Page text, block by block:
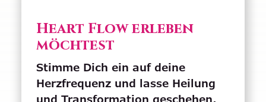
Heart Flow erleben
möchtest
Stimme Dich ein auf deine
Herzfrequenz und lasse Heilung
und Transformation geschehen.